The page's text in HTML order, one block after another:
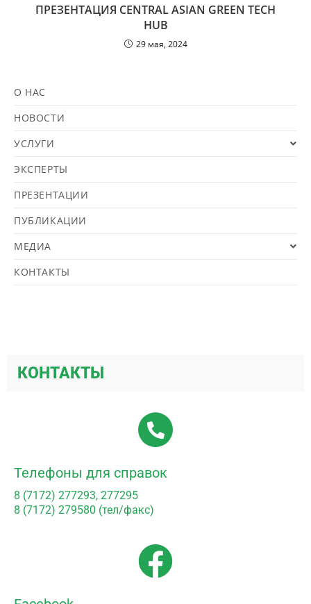
ПРЕЗЕНТАЦИЯ CENTRAL ASIAN GREEN TECH
HUB
29 мая, 2024
О НАС
НОВОСТИ
УСЛУГИ
ЭКСПЕРТЫ
ПРЕЗЕНТАЦИИ
ПУБЛИКАЦИИ
МЕДИА
КОНТАКТЫ
КОНТАКТЫ
Телефоны для справок
8 (7172) 277293, 277295
8 (7172) 279580 (тел/факс)